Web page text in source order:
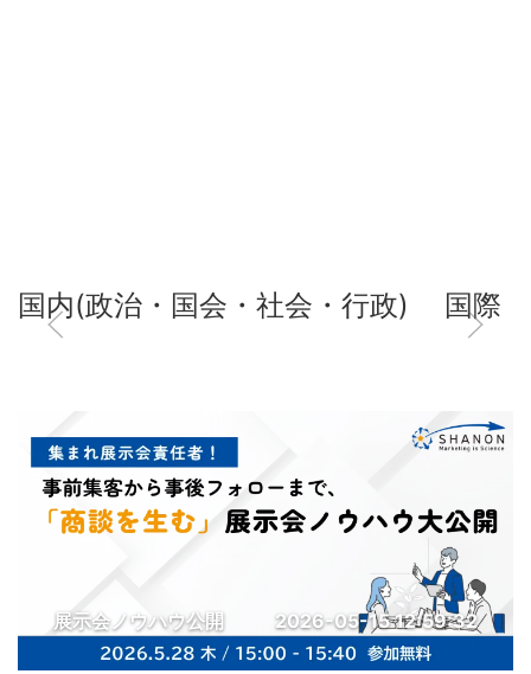
国内(政治・国会・社会・行政) 国際
展示会ノウハウ公開 2026-05-15 12:59:32